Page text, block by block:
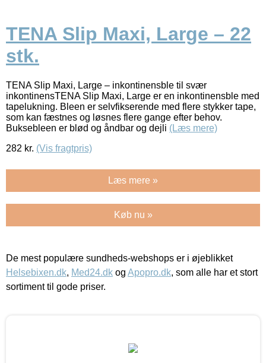
TENA Slip Maxi, Large – 22
stk.
TENA Slip Maxi, Large – inkontinensble til svær
inkontinensTENA Slip Maxi, Large er en inkontinensble med
tapelukning. Bleen er selvfikserende med flere stykker tape,
som kan fæstnes og løsnes flere gange efter behov.
Buksebleen er blød og åndbar og dejli (Læs mere)
282 kr. (Vis fragtpris)
Læs mere »
Køb nu »
De mest populære sundheds-webshops er i øjeblikket
Helsebixen.dk, Med24.dk og Apopro.dk, som alle har et stort
sortiment til gode priser.